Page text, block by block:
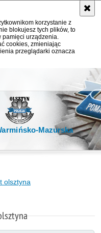
korzystanie z
blokujesz tych plików, to
pamięci urządzenia.
cookies, zmieniając
przeglądarki oznacza
Mazurska
olsztyna